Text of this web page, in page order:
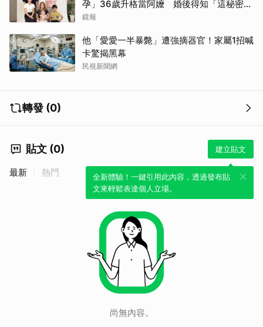
孕」36歲升格當阿嬤 婚後得知「這秘密」
傻眼了
鏡報
他「愛愛一半暴斃」遭強摘器官！家屬1招喊
卡驚揭黑幕
民視新聞網
轉發 (0)
貼文 (0) 建立貼文
全新體驗！一鍵引用此內容，透過發布貼
文來輕鬆表達個人立場。
最新 熱門
尚無內容。